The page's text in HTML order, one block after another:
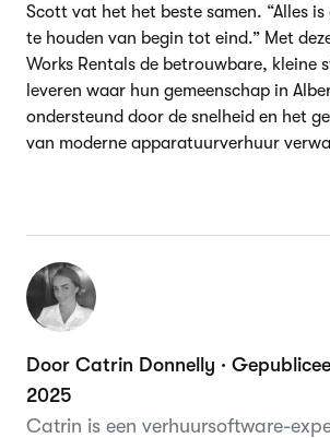
Scott vat het het beste samen. “Alles
te houden van begin tot eind.” Met
Works Rentals de betrouwbare, kleine
leveren waar hun gemeenschap in
ondersteund door de snelheid en het
van moderne apparatuurverhuur
Door Catrin Donnelly ·
2025
Catrin is een verhuursoftware-